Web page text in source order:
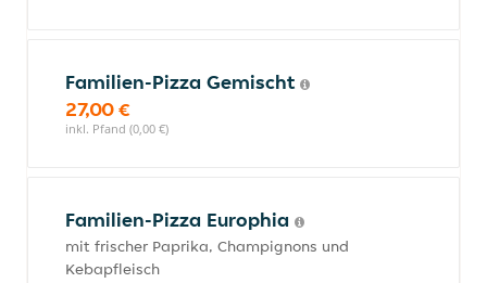
Familien-Pizza Gemischt
27,00 €
inkl. Pfand (0,00 €)
Familien-Pizza Europhia
mit frischer Paprika, Champignons und
Kebapfleisch